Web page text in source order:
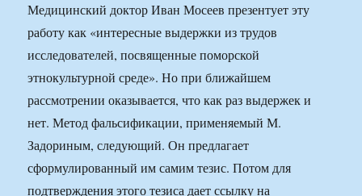
Медицинский доктор Иван Мосеев презентует эту
работу как «интересные выдержки из трудов
исследователей, посвященные поморской
этнокультурной среде». Но при ближайшем
рассмотрении оказывается, что как раз выдержек и
нет. Метод фальсификации, применяемый М.
Задориным, следующий. Он предлагает
сформулированный им самим тезис. Потом для
подтверждения этого тезиса дает ссылку на